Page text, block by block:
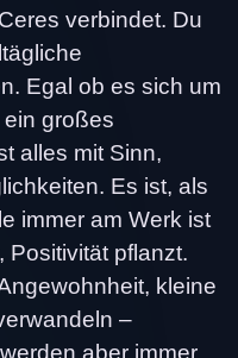
verbindet. Du
Egal ob es sich um
großes
alles mit Sinn,
Es ist, als
immer am Werk ist
Positivität pflanzt.
kleine
–
aber immer